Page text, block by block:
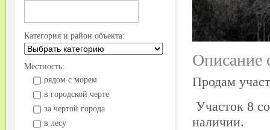
Категория и район объекта:
Местность:
рядом с морем
в городской черте
за чертой города
в лесу
Описание
Продам
Участок 8
наличии.